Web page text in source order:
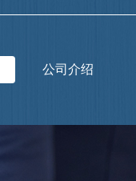
公司介绍